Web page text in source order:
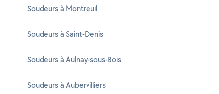
Soudeurs à Montreuil
Soudeurs à Saint-Denis
Soudeurs à Aulnay-sous-Bois
Soudeurs à Aubervilliers